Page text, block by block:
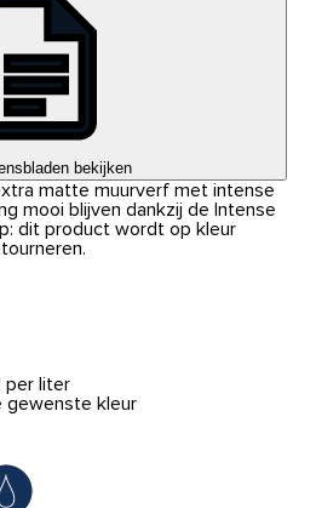
bekijken
matte muurverf met intense
mooi blijven dankzij de Intense
dit product wordt op kleur
per liter
gewenste kleur